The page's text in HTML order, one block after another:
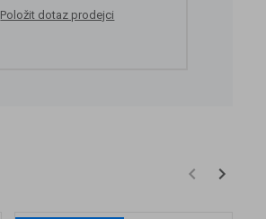
Položit dotaz prodejci